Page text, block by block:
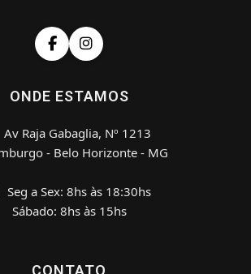
ONDE ESTAMOS
Av Raja Gabaglia, Nº 1213
- Belo Horizonte - MG
Seg a Sex: 8hs às 18:30hs
Sábado: 8hs às 15hs
CONTATO